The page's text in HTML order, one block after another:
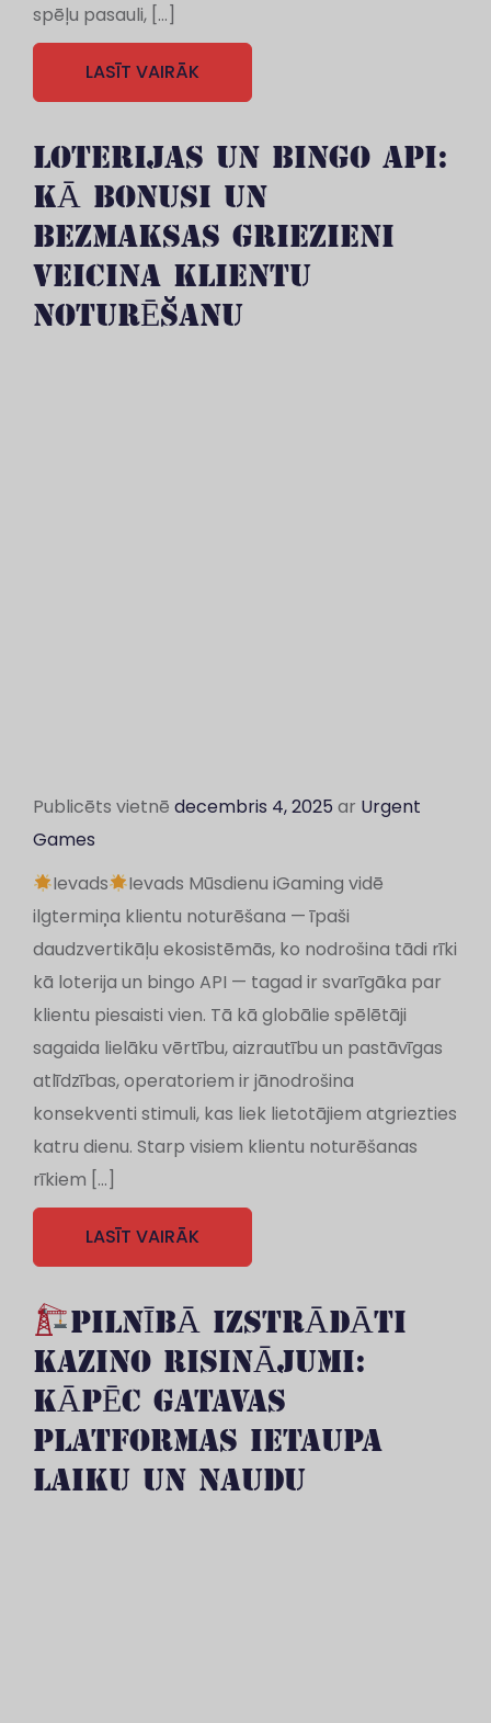
spēļu pasauli, […]
LASĪT VAIRĀK
LOTERIJAS UN BINGO API:
KĀ BONUSI UN
BEZMAKSAS GRIEZIENI
VEICINA KLIENTU
NOTURĒŠANU
Publicēts vietnē decembris 4, 2025 ar Urgent
Games
Ievads
Ievads Mūsdienu iGaming vidē
ilgtermiņa klientu noturēšana — īpaši
daudzvertikāļu ekosistēmās, ko nodrošina tādi rīki
kā loterija un bingo API — tagad ir svarīgāka par
klientu piesaisti vien. Tā kā globālie spēlētāji
sagaida lielāku vērtību, aizrautību un pastāvīgas
atlīdzības, operatoriem ir jānodrošina
konsekventi stimuli, kas liek lietotājiem atgriezties
katru dienu. Starp visiem klientu noturēšanas
rīkiem […]
LASĪT VAIRĀK
PILNĪBĀ IZSTRĀDĀTI
KAZINO RISINĀJUMI:
KĀPĒC GATAVAS
PLATFORMAS IETAUPA
LAIKU UN NAUDU